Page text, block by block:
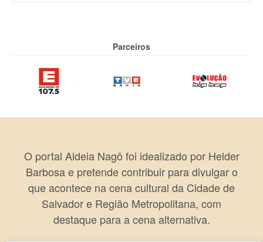
Parceiros
O portal Aldeia Nagô foi idealizado por Helder
Barbosa e pretende contribuir para divulgar o
que acontece na cena cultural da Cidade de
Salvador e Região Metropolitana, com
destaque para a cena alternativa.